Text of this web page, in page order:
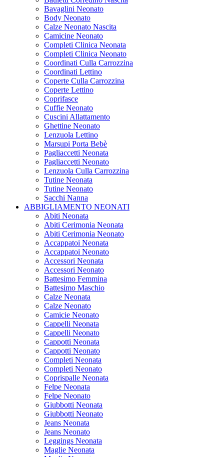
Bavaglini Neonato
Body Neonato
Calze Neonato Nascita
Camicine Neonato
Completi Clinica Neonata
Completi Clinica Neonato
Coordinati Culla Carrozzina
Coordinati Lettino
Coperte Culla Carrozzina
Coperte Lettino
Coprifasce
Cuffie Neonato
Cuscini Allattamento
Ghettine Neonato
Lenzuola Lettino
Marsupi Porta Bebè
Pagliaccetti Neonata
Pagliaccetti Neonato
Lenzuola Culla Carrozzina
Tutine Neonata
Tutine Neonato
Sacchi Nanna
ABBIGLIAMENTO NEONATI
Abiti Neonata
Abiti Cerimonia Neonata
Abiti Cerimonia Neonato
Accappatoi Neonata
Accappatoi Neonato
Accessori Neonata
Accessori Neonato
Battesimo Femmina
Battesimo Maschio
Calze Neonata
Calze Neonato
Camicie Neonato
Cappelli Neonata
Cappelli Neonato
Cappotti Neonata
Cappotti Neonato
Completi Neonata
Completi Neonato
Coprispalle Neonata
Felpe Neonata
Felpe Neonato
Giubbotti Neonata
Giubbotti Neonato
Jeans Neonata
Jeans Neonato
Leggings Neonata
Maglie Neonata